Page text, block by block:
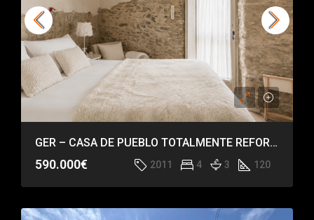
GER – CASA DE PUEBLO TOTALMENTE REFORMADA
590.000€ 2011 4 3 120